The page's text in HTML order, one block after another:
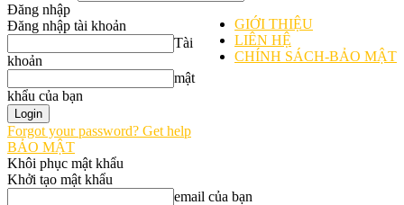
GIỚI THIỆU
LIÊN HỆ
CHÍNH SÁCH-BẢO MẬT
Đăng nhập
Đăng nhập tài khoản
Tài
khoản
mật
khẩu của bạn
Forgot your password? Get help
BẢO MẬT
Khôi phục mật khẩu
Khởi tạo mật khẩu
email của bạn